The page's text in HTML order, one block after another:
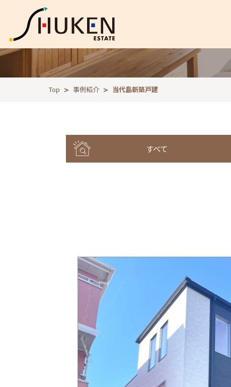
Top 事例紹介 当代島新築戸建
すべて